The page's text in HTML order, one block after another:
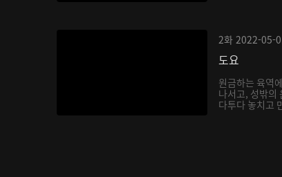
2화 2022-05-
도요
원금하는 육역
나서고, 성밖의
다투다 놓치고